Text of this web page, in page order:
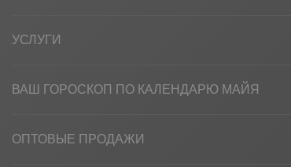
УСЛУГИ
ВАШ ГОРОСКОП ПО КАЛЕНДАРЮ МАЙЯ
ОПТОВЫЕ ПРОДАЖИ